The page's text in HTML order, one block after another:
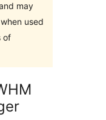
may
used
of